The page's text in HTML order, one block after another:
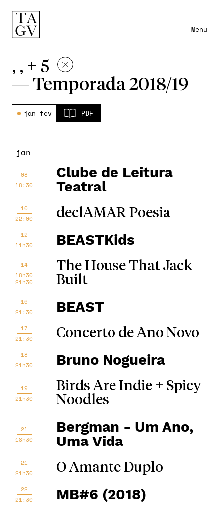
Menu
, , + 5
— Temporada 2018/19
jan-fev PDF
jan
08
18:30
Clube de Leitura
Teatral
10
22:00
declAMAR Poesia
12
11h30
BEASTKids
14
18h30
21h30
The House That Jack
Built
16
21:30
BEAST
17
21:30
Concerto de Ano Novo
18
21h30
Bruno Nogueira
19
21h30
Birds Are Indie + Spicy
Noodles
21
18h30
Bergman - Um Ano,
Uma Vida
21
21h30
O Amante Duplo
22
21:30
MB#6 (2018)